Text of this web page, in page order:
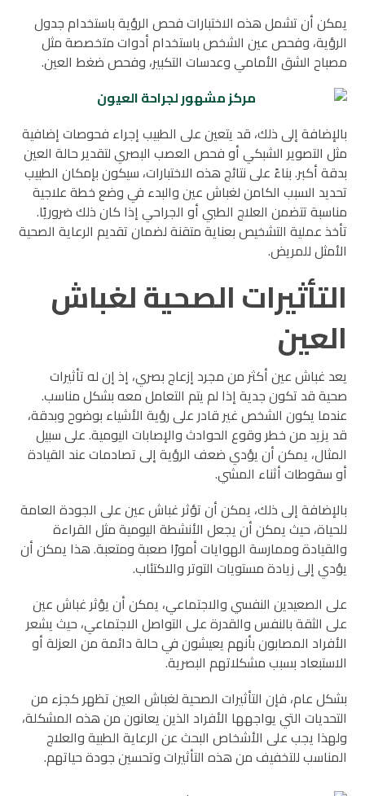
يمكن أن تشمل هذه الاختبارات فحص الرؤية باستخدام جدول
الرؤية، وفحص عين الشخص باستخدام أدوات متخصصة مثل
مصباح الشق الأمامي وعدسات التكبير، وفحص ضغط العين.
بالإضافة إلى ذلك، قد يتعين على الطبيب إجراء فحوصات إضافية
مثل التصوير الشبكي أو فحص العصب البصري لتقدير حالة العين
بدقة أكبر. بناءً على نتائج هذه الاختبارات، سيكون بإمكان الطبيب
تحديد السبب الكامن لغباش عين والبدء في وضع خطة علاجية
مناسبة تتضمن العلاج الطبي أو الجراحي إذا كان ذلك ضروريًا.
تأخذ عملية التشخيص بعناية متقنة لضمان تقديم الرعاية الصحية
الأمثل للمريض.
التأثيرات الصحية لغباش
العين
يعد غباش عين أكثر من مجرد إزعاج بصري، إذ إن له تأثيرات
صحية قد تكون جدية إذا لم يتم التعامل معه بشكل مناسب.
عندما يكون الشخص غير قادر على رؤية الأشياء بوضوح وبدقة،
قد يزيد من خطر وقوع الحوادث والإصابات اليومية. على سبيل
المثال، يمكن أن يؤدي ضعف الرؤية إلى تصادمات عند القيادة
أو سقوطات أثناء المشي.
بالإضافة إلى ذلك، يمكن أن تؤثر غباش عين على الجودة العامة
للحياة، حيث يمكن أن يجعل الأنشطة اليومية مثل القراءة
والقيادة وممارسة الهوايات أمورًا صعبة ومتعبة. هذا يمكن أن
يؤدي إلى زيادة مستويات التوتر والاكتئاب.
على الصعيدين النفسي والاجتماعي، يمكن أن يؤثر غباش عين
على الثقة بالنفس والقدرة على التواصل الاجتماعي، حيث يشعر
الأفراد المصابون بأنهم يعيشون في حالة دائمة من العزلة أو
الاستبعاد بسبب مشكلاتهم البصرية.
بشكل عام، فإن التأثيرات الصحية لغباش العين تظهر كجزء من
التحديات التي يواجهها الأفراد الذين يعانون من هذه المشكلة،
ولهذا يجب على الأشخاص البحث عن الرعاية الطبية والعلاج
المناسب للتخفيف من هذه التأثيرات وتحسين جودة حياتهم.